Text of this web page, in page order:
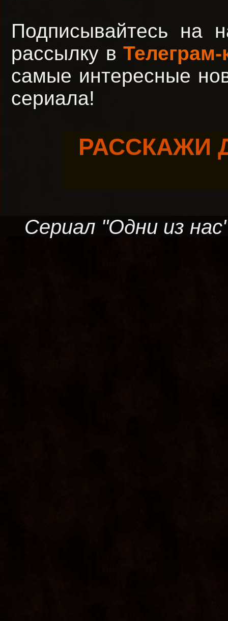
Подписывайтесь на
рассылку вТелеграм-
самые интересные
сериала!
РАССКАЖИ
Сериал "Одни из